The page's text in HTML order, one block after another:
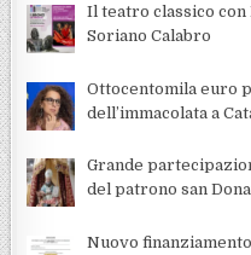
Il teatro classico
Soriano Calabro
Ottocentomila euro
dell’immacolata a
Grande
del patrono san
Nuovo